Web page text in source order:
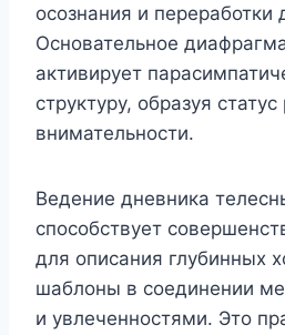
осознания и переработки
Основательное
активирует
структуру, образуя
внимательности.
Ведение дневника
способствует
для описания глубинных
шаблоны в соединении
и увлеченностями. Это